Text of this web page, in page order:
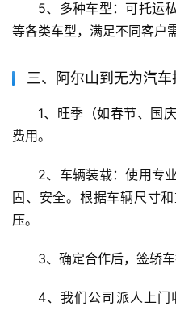
5、多种车型：可托运
等各类车型，满足不同客户
三、阿尔山到无为汽
1、旺季（如春节、国
费用。
2、车辆装载：使用专
固、安全。根据车辆尺寸
压。
3、确定合作后，签轿车
4、我们公司派人上门